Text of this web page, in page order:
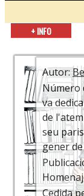
+ INFO
Autor:
Número
va
de
seu
gener
Cedida